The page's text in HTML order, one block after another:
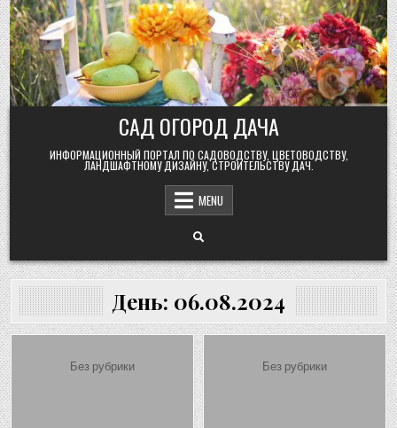
Skip
to
content
САД ОГОРОД ДАЧА
ИНФОРМАЦИОННЫЙ ПОРТАЛ ПО САДОВОДСТВУ, ЦВЕТОВОДСТВУ,
ЛАНДШАФТНОМУ ДИЗАЙНУ, СТРОИТЕЛЬСТВУ ДАЧ.
MENU
День: 06.08.2024
Posted
Без рубрики
Posted
Без рубрики